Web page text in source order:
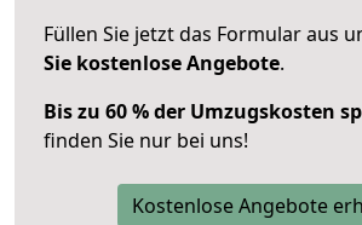
Füllen Sie jetzt das Formular aus
Sie kostenlose Angebote.
Bis zu 60 % der Umzugskosten
finden Sie nur bei uns!
Kostenlose Angebote